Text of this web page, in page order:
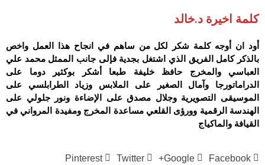
كلمة اخيرة د.خالد
أود ان أوجه كلمة شكر لكل من ساهم في انجاح هذا العمل واخص
بالذكر كامل الفريق الذي اشتغل بجدية فإلى جانب الممثل محمد علي
العباسي والمخرج حافظ خليفة طبعا أشكر بوكثير دوما على
الدراماتورجا وآمال الصغير على الملابس وزياد الطرابلسي على
الموسيقى التصويرية وجلال مصدق على الإضاءة ونور جلولي على
الهندسة الرقمية وورؤى القلعي مساعدة المخرج ومفيدة المرواني في
القيافة والماكياج
Facebook
Google+
Twitter
Pinterest